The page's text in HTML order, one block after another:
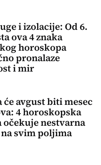
i izolacije: Od 6.
ova 4 znaka
horoskopa
pronalaze
i mir
će avgust biti mesec
4 horoskopska
očekuje nestvarna
svim poljima